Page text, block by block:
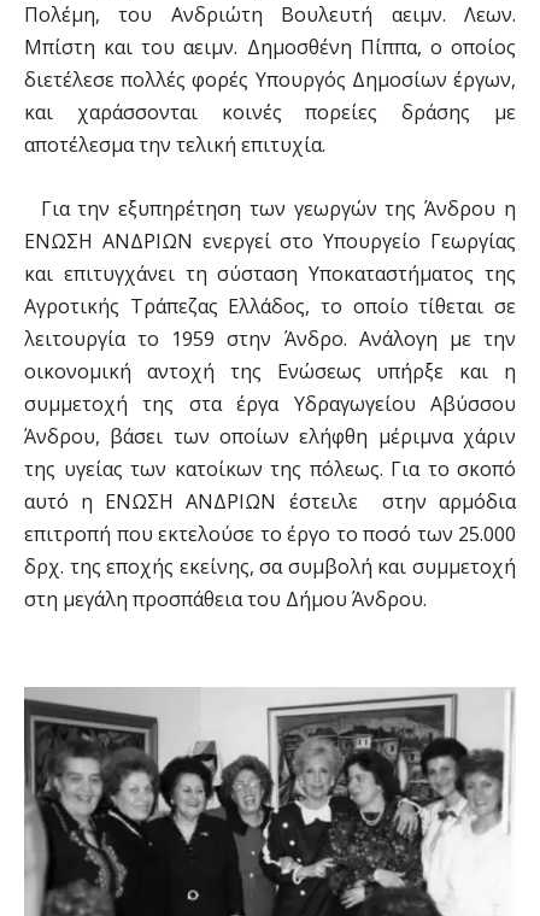
Πολέμη, του Ανδριώτη Βουλευτή αειμν. Λεων.
Μπίστη και του αειμν. Δημοσθένη Πίππα, ο οποίος
διετέλεσε πολλές φορές Υπουργός Δημοσίων έργων,
και χαράσσονται κοινές πορείες δράσης με
αποτέλεσμα την τελική επιτυχία.
Για την εξυπηρέτηση των γεωργών της Άνδρου η
ΕΝΩΣΗ ΑΝΔΡΙΩΝ ενεργεί στο Υπουργείο Γεωργίας
και επιτυγχάνει τη σύσταση Υποκαταστήματος της
Αγροτικής Τράπεζας Ελλάδος, το οποίο τίθεται σε
λειτουργία το 1959 στην Άνδρο. Ανάλογη με την
οικονομική αντοχή της Ενώσεως υπήρξε και η
συμμετοχή της στα έργα Υδραγωγείου Αβύσσου
Άνδρου, βάσει των οποίων ελήφθη μέριμνα χάριν
της υγείας των κατοίκων της πόλεως. Για το σκοπό
αυτό η ΕΝΩΣΗ ΑΝΔΡΙΩΝ έστειλε στην αρμόδια
επιτροπή που εκτελούσε το έργο το ποσό των 25.000
δρχ. της εποχής εκείνης, σα συμβολή και συμμετοχή
στη μεγάλη προσπάθεια του Δήμου Άνδρου.